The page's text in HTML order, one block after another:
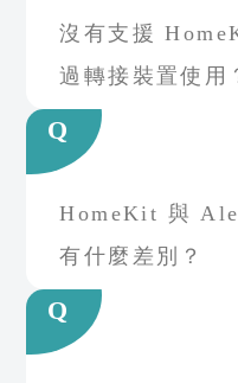
沒有支援
過轉接裝置使用
Q
HomeKit 與
有什麼差別？
Q